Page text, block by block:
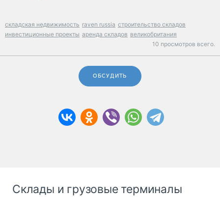
складская недвижимость raven russia строительство складов
инвестиционные проекты аренда складов великобритания
10 просмотров всего.
ОБСУДИТЬ
Склады и грузовые терминалы